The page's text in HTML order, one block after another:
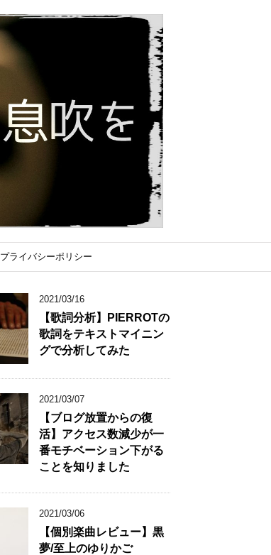
プライバシーポリシー
2021/03/16
【歌詞分析】PIERROTの
歌詞をテキストマイニン
グで分析してみた
2021/03/07
【ブログ放置からの復
活】アクセス数減少が一
番モチベーション下がる
ことを知りました
2021/03/06
【個別楽曲レビュー】黒
夢/至上のゆりかご